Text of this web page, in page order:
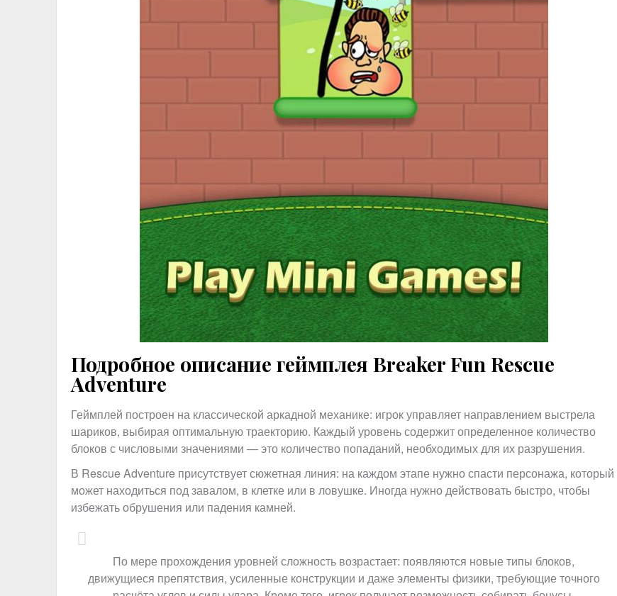
Подробное описание геймплея Breaker Fun Rescue
Adventure
Геймплей построен на классической аркадной механике: игрок управляет направлением выстрела
шариков, выбирая оптимальную траекторию. Каждый уровень содержит определенное количество
блоков с числовыми значениями — это количество попаданий, необходимых для их разрушения.
В Rescue Adventure присутствует сюжетная линия: на каждом этапе нужно спасти персонажа, который
может находиться под завалом, в клетке или в ловушке. Иногда нужно действовать быстро, чтобы
избежать обрушения или падения камней.
По мере прохождения уровней сложность возрастает: появляются новые типы блоков,
движущиеся препятствия, усиленные конструкции и даже элементы физики, требующие точного